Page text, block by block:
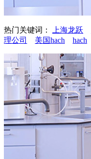
热门关键词： 上海龙跃
理公司
美国hach hach